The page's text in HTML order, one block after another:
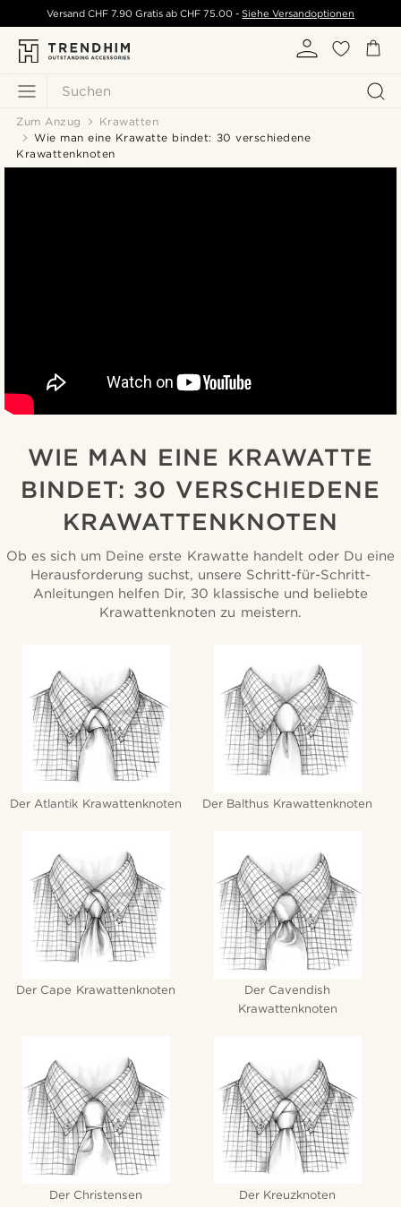
Suchen
Versand CHF 7.90 Gratis ab CHF 75.00 - Siehe Versandoptionen
Zum Anzug
Krawatten
Wie man eine Krawatte bindet: 30 verschiedene
Krawattenknoten
WIE MAN EINE KRAWATTE
BINDET: 30 VERSCHIEDENE
KRAWATTENKNOTEN
Ob es sich um Deine erste Krawatte handelt oder Du eine
Herausforderung suchst, unsere Schritt-für-Schritt-
Anleitungen helfen Dir, 30 klassische und beliebte
Krawattenknoten zu meistern.
Der Atlantik Krawattenknoten Der Balthus Krawattenknoten
Der Cape Krawattenknoten
Der Cavendish
Krawattenknoten
Der Christensen
Der Kreuzknoten